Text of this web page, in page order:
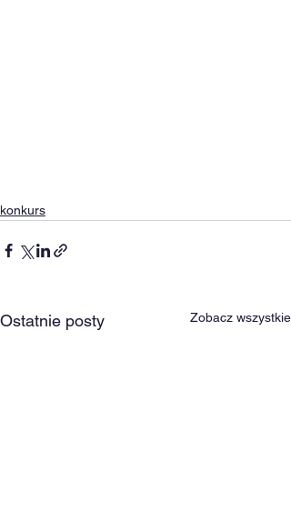
konkurs
Ostatnie posty Zobacz wszystkie